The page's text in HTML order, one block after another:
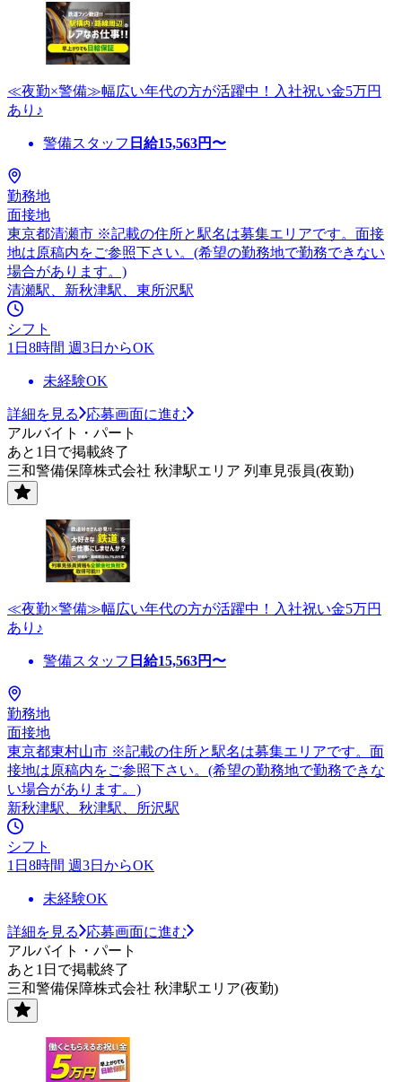
≪夜勤×警備≫幅広い年代の方が活躍中！入社祝い金5万円
あり♪
警備スタッフ 日給15,563円〜
勤務地
面接地
東京都清瀬市 ※記載の住所と駅名は募集エリアです。面接
地は原稿内をご参照下さい。(希望の勤務地で勤務できない
場合があります。)
清瀬駅、新秋津駅、東所沢駅
シフト
1日8時間 週3日からOK
未経験OK
詳細を見る
応募画面に進む
アルバイト・パート
あと1日で掲載終了
三和警備保障株式会社 秋津駅エリア 列車見張員(夜勤)
≪夜勤×警備≫幅広い年代の方が活躍中！入社祝い金5万円
あり♪
警備スタッフ 日給15,563円〜
勤務地
面接地
東京都東村山市 ※記載の住所と駅名は募集エリアです。面
接地は原稿内をご参照下さい。(希望の勤務地で勤務できな
い場合があります。)
新秋津駅、秋津駅、所沢駅
シフト
1日8時間 週3日からOK
未経験OK
詳細を見る
応募画面に進む
アルバイト・パート
あと1日で掲載終了
三和警備保障株式会社 秋津駅エリア(夜勤)